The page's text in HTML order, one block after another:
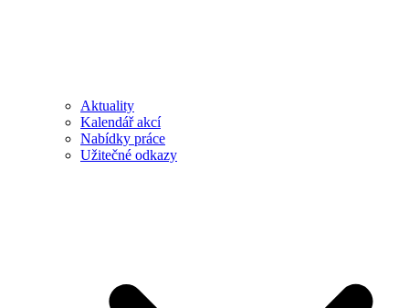
Aktuality
Kalendář akcí
Nabídky práce
Užitečné odkazy